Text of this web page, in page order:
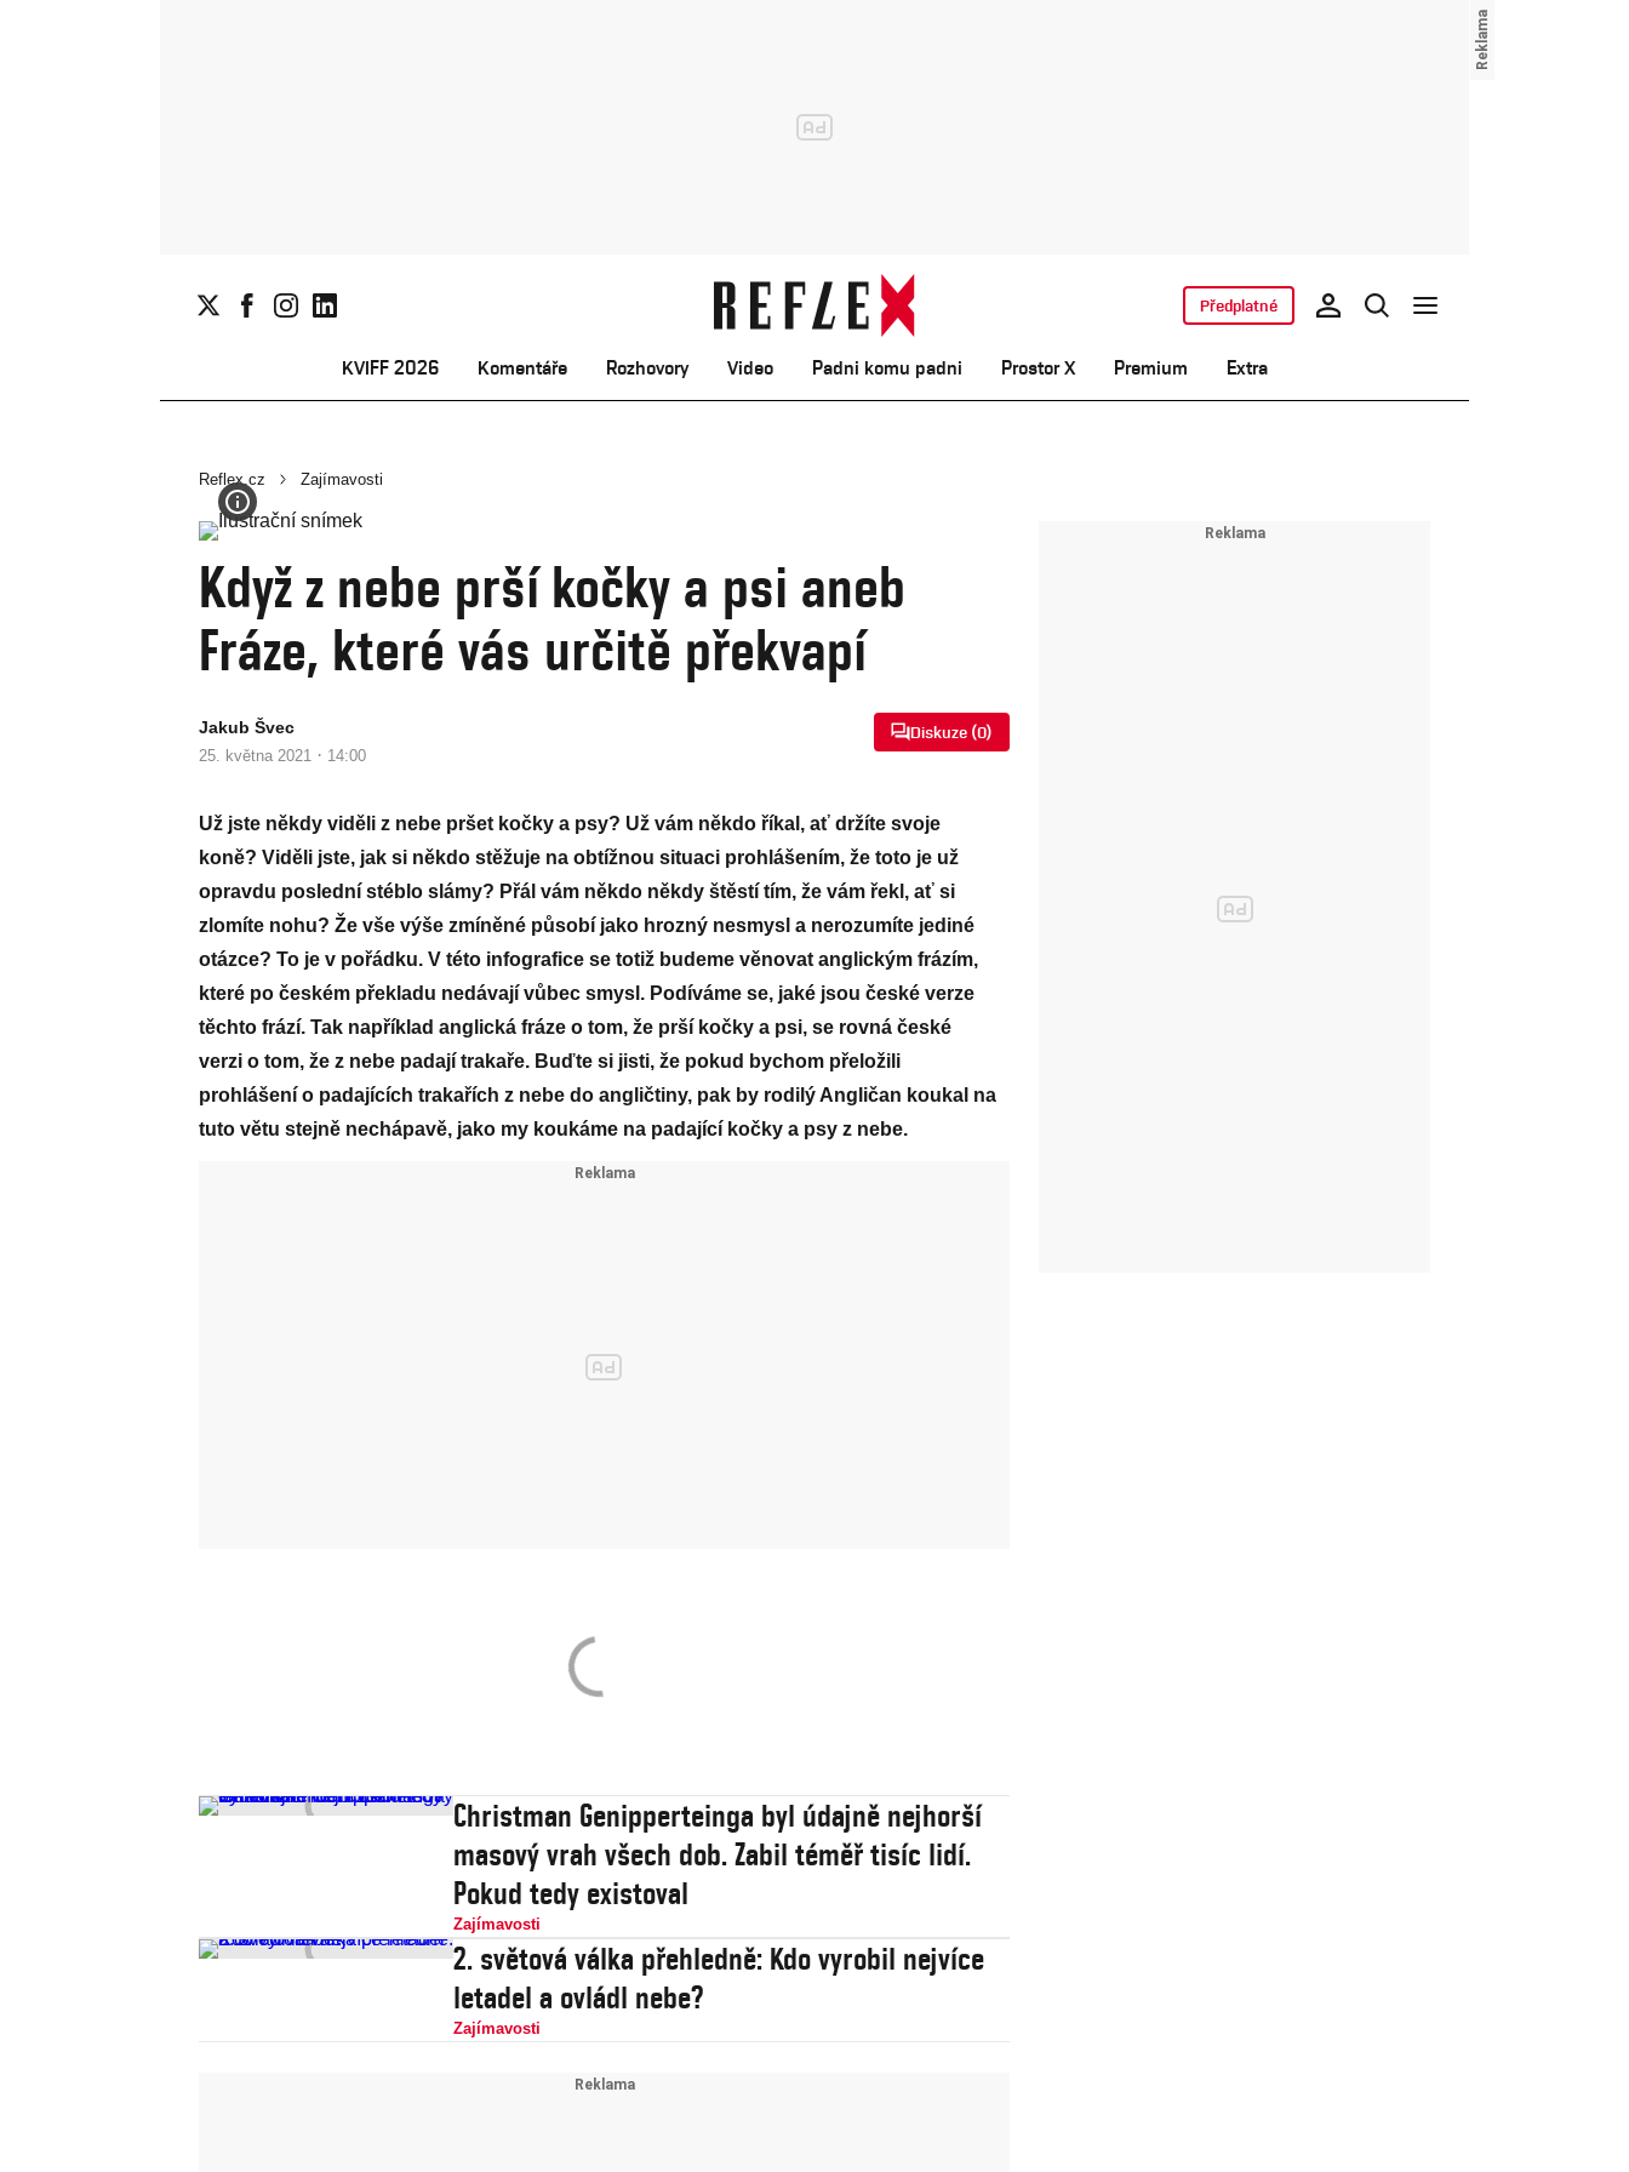
KVIFF 2026 Komentáře Rozhovory Video Padni komu padni Prostor X Premium Extra
Předplatné
Reflex.cz Zajímavosti
Když z nebe prší kočky a psi aneb
Fráze, které vás určitě překvapí
Jakub Švec
25. května 2021 · 14:00
Diskuze (0)
Už jste někdy viděli z nebe pršet kočky a psy? Už vám někdo říkal, ať držíte svoje
koně? Viděli jste, jak si někdo stěžuje na obtížnou situaci prohlášením, že toto je už
opravdu poslední stéblo slámy? Přál vám někdo někdy štěstí tím, že vám řekl, ať si
zlomíte nohu? Že vše výše zmíněné působí jako hrozný nesmysl a nerozumíte jediné
otázce? To je v pořádku. V této infografice se totiž budeme věnovat anglickým frázím,
které po českém překladu nedávají vůbec smysl. Podíváme se, jaké jsou české verze
těchto frází. Tak například anglická fráze o tom, že prší kočky a psi, se rovná české
verzi o tom, že z nebe padají trakaře. Buďte si jisti, že pokud bychom přeložili
prohlášení o padajících trakařích z nebe do angličtiny, pak by rodilý Angličan koukal na
tuto větu stejně nechápavě, jako my koukáme na padající kočky a psy z nebe.
Christman Genipperteinga byl údajně nejhorší
masový vrah všech dob. Zabil téměř tisíc lidí.
Pokud tedy existoval
Zajímavosti
2. světová válka přehledně: Kdo vyrobil nejvíce
letadel a ovládl nebe?
Zajímavosti